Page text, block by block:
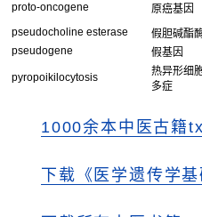
proto-oncogene
原癌基因
pseudocholine esterase
假胆碱酯
pseudogene
假基因
pyropoikilocytosis
热异形细
多症
1000余本中医古籍
下载《医学遗传学基